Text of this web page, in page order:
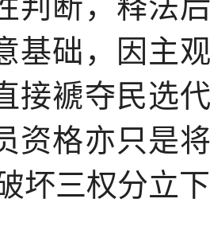
基础，因主
接褫夺民选
资格亦只是
坏三权分立